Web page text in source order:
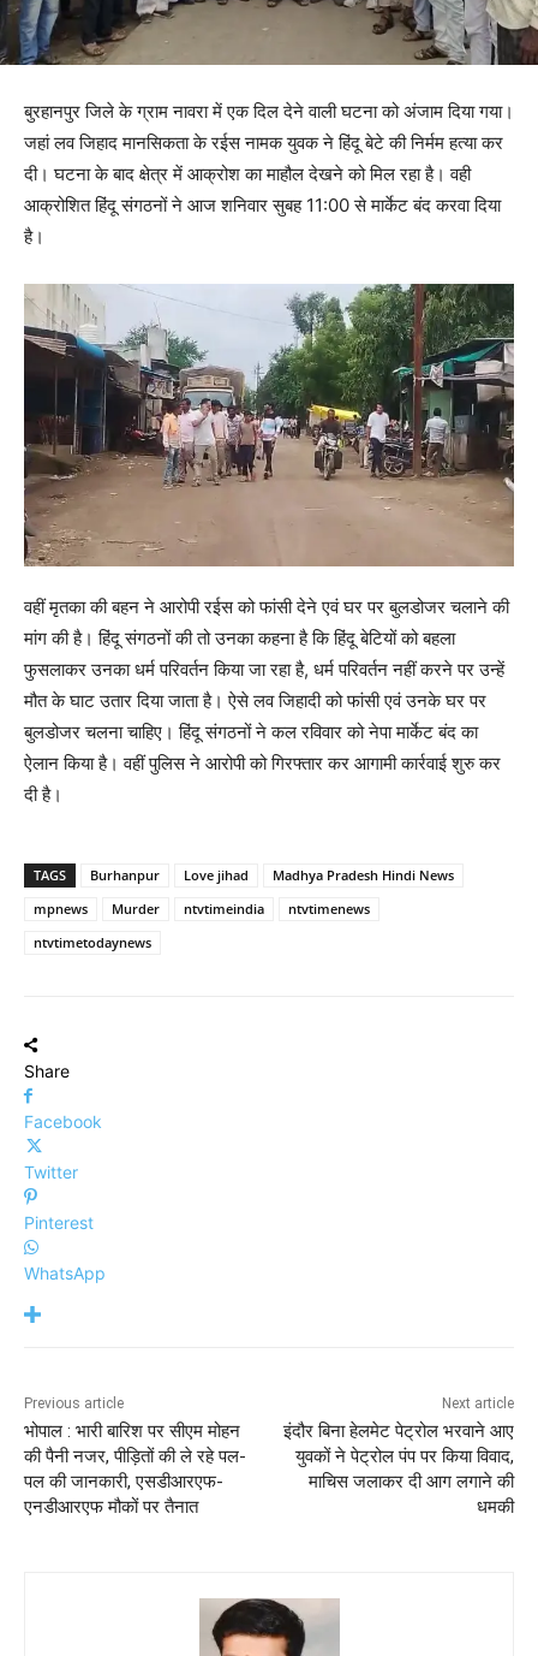
बुरहानपुर जिले के ग्राम नावरा में एक दिल देने वाली घटना को अंजाम दिया गया।
जहां लव जिहाद मानसिकता के रईस नामक युवक ने हिंदू बेटे की निर्मम हत्या कर
दी। घटना के बाद क्षेत्र में आक्रोश का माहौल देखने को मिल रहा है। वही
आक्रोशित हिंदू संगठनों ने आज शनिवार सुबह 11:00 से मार्केट बंद करवा दिया
है।
वहीं मृतका की बहन ने आरोपी रईस को फांसी देने एवं घर पर बुलडोजर चलाने की
मांग की है। हिंदू संगठनों की तो उनका कहना है कि हिंदू बेटियों को बहला
फुसलाकर उनका धर्म परिवर्तन किया जा रहा है, धर्म परिवर्तन नहीं करने पर उन्हें
मौत के घाट उतार दिया जाता है। ऐसे लव जिहादी को फांसी एवं उनके घर पर
बुलडोजर चलना चाहिए। हिंदू संगठनों ने कल रविवार को नेपा मार्केट बंद का
ऐलान किया है। वहीं पुलिस ने आरोपी को गिरफ्तार कर आगामी कार्रवाई शुरु कर
दी है।
TAGS Burhanpur Love jihad
Madhya Pradesh Hindi News
mpnews
Murder ntvtimeindia
ntvtimenews
ntvtimetodaynews
Share
Facebook
Twitter
Pinterest
WhatsApp
Previous article
भोपाल : भारी बारिश पर सीएम मोहन
की पैनी नजर, पीड़ितों की ले रहे पल-
पल की जानकारी, एसडीआरएफ-
एनडीआरएफ मौकों पर तैनात
Next article
इंदौर बिना हेलमेट पेट्रोल भरवाने आए
युवकों ने पेट्रोल पंप पर किया विवाद,
माचिस जलाकर दी आग लगाने की
धमकी